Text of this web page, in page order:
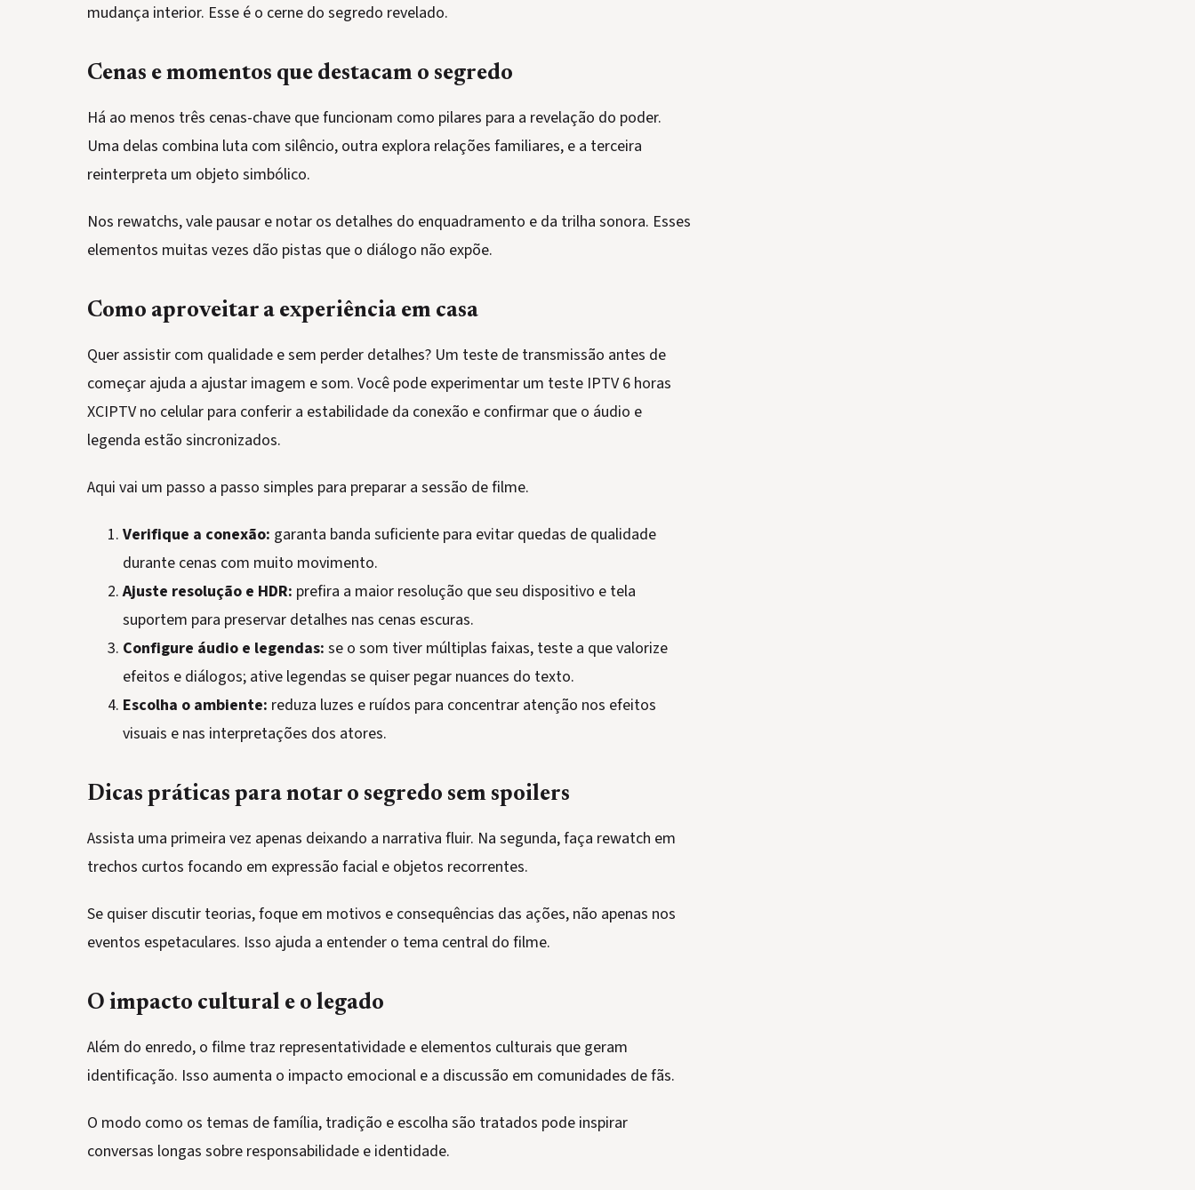
mudança interior. Esse é o cerne do segredo revelado.
Cenas e momentos que destacam o segredo
Há ao menos três cenas-chave que funcionam como pilares para a revelação do poder.
Uma delas combina luta com silêncio, outra explora relações familiares, e a terceira
reinterpreta um objeto simbólico.
Nos rewatchs, vale pausar e notar os detalhes do enquadramento e da trilha sonora. Esses
elementos muitas vezes dão pistas que o diálogo não expõe.
Como aproveitar a experiência em casa
Quer assistir com qualidade e sem perder detalhes? Um teste de transmissão antes de
começar ajuda a ajustar imagem e som. Você pode experimentar um teste IPTV 6 horas
XCIPTV no celular para conferir a estabilidade da conexão e confirmar que o áudio e
legenda estão sincronizados.
Aqui vai um passo a passo simples para preparar a sessão de filme.
Verifique a conexão: garanta banda suficiente para evitar quedas de qualidade
durante cenas com muito movimento.
Ajuste resolução e HDR: prefira a maior resolução que seu dispositivo e tela
suportem para preservar detalhes nas cenas escuras.
Configure áudio e legendas: se o som tiver múltiplas faixas, teste a que valorize
efeitos e diálogos; ative legendas se quiser pegar nuances do texto.
Escolha o ambiente: reduza luzes e ruídos para concentrar atenção nos efeitos
visuais e nas interpretações dos atores.
Dicas práticas para notar o segredo sem spoilers
Assista uma primeira vez apenas deixando a narrativa fluir. Na segunda, faça rewatch em
trechos curtos focando em expressão facial e objetos recorrentes.
Se quiser discutir teorias, foque em motivos e consequências das ações, não apenas nos
eventos espetaculares. Isso ajuda a entender o tema central do filme.
O impacto cultural e o legado
Além do enredo, o filme traz representatividade e elementos culturais que geram
identificação. Isso aumenta o impacto emocional e a discussão em comunidades de fãs.
O modo como os temas de família, tradição e escolha são tratados pode inspirar
conversas longas sobre responsabilidade e identidade.